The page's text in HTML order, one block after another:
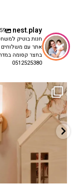
nest.play
חנות בוטיק
אתר עם
בחצר קסומה
0512525380
גם פריט עיצובי לחדר, גם
...
3 0